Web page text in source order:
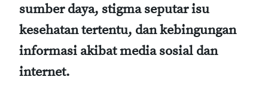
sumber daya, stigma seputar isu
kesehatan tertentu, dan kebingungan
informasi akibat media sosial dan
internet.